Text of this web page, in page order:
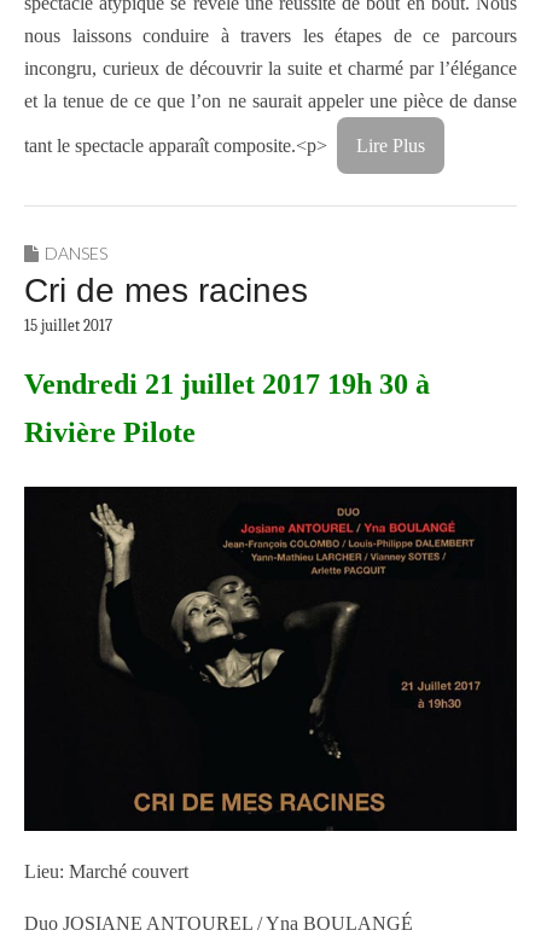
nous laissons conduire à travers les étapes de ce parcours
incongru, curieux de découvrir la suite et charmé par l’élégance
et la tenue de ce que l’on ne saurait appeler une pièce de danse
tant le spectacle apparaît composite.<p> Lire Plus
DANSES
Cri de mes racines
15 juillet 2017
Vendredi 21 juillet 2017 19h 30 à
Rivière Pilote
Lieu: Marché couvert
Duo JOSIANE ANTOUREL / Yna BOULANGÉ